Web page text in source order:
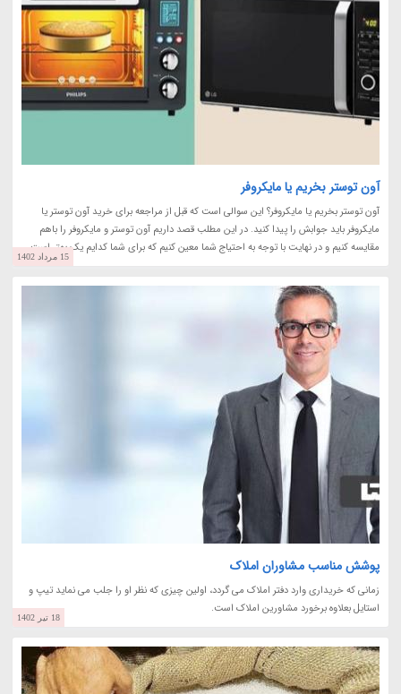
آون توستر بخریم یا مایکروفر
آون توستر بخریم یا مایکروفر؟ این سوالی است که قبل از مراجعه برای خرید آون توستر یا
مایکروفر باید جوابش را پیدا کنید. در این مطلب قصد داریم آون توستر و مایکروفر را باهم
مقایسه کنیم و در نهایت با توجه به احتیاج شما معین کنیم که برای شما کدایم یک بهتر است...
15 مرداد 1402
پوشش مناسب مشاوران املاک
زمانی که خریداری وارد دفتر املاک می گردد، اولین چیزی که نظر او را جلب می نماید تیپ و
استایل بعلاوه برخورد مشاورین املاک است.
18 تیر 1402